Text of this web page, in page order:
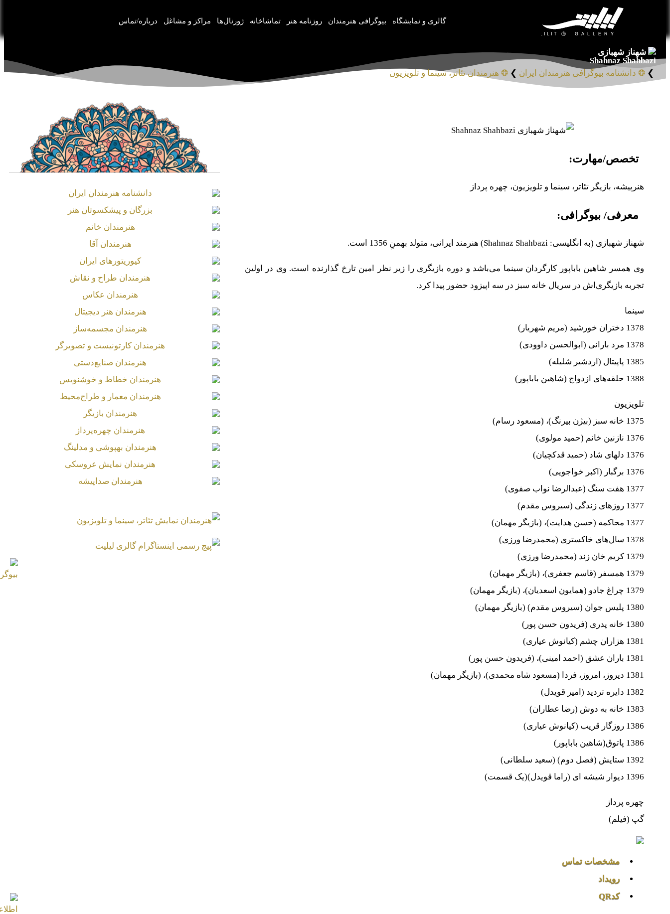
گالری و نمایشگاه بیوگرافی هنرمندان روزنامه هنر تماشاخانه ژورنال‌ها مراکز و مشاغل درباره/تماس
شهناز شهبازی
Shahnaz Shahbazi
❯ ❂ دانشنامه بیوگرافی هنرمندان ایران ❯ ❂ هنرمندان تئاتر، سینما و تلویزیون
تخصص/مهارت:
هنرپیشه، بازیگر تئاتر، سینما و تلویزیون، چهره پرداز
معرفی/ بیوگرافی:
شهناز شهبازی (به انگلیسی: Shahnaz Shahbazi) هنرمند ایرانی، متولد بهمنِ 1356 است.
وی همسر شاهین باباپور کارگردان سینما می‌باشد و دوره بازیگری را زیر نظر امین تارخ گذارنده است. وی در اولین
تجربه بازیگری‌اش در سریال خانه سبز در سه اپیزود حضور پیدا کرد.
سینما
1378 دختران خورشید (مریم شهریار)
1378 مرد بارانی (ابوالحسن داوودی)
1385 پاپیتال (اردشیر شلیله)
1388 حلقه‌های ازدواج (شاهین باباپور)
تلویزیون
1375 خانه سبز (بیژن بیرنگ)، (مسعود رسام)
1376 نازنین خانم (حمید مولوی)
1376 دلهای شاد (حمید قدکچیان)
1376 برگبار (اکبر خواجویی)
1377 هفت سنگ (عبدالرضا نواب صفوی)
1377 روزهای زندگی (سیروس مقدم)
1377 محاکمه (حسن هدایت)، (بازیگر مهمان)
1378 سال‌های خاکستری (محمدرضا ورزی)
1379 کریم خان زند (محمدرضا ورزی)
1379 همسفر (قاسم جعفری)، (بازیگر مهمان)
1379 چراغ جادو (همایون اسعدیان)، (بازیگر مهمان)
1380 پلیس جوان (سیروس مقدم) (بازیگر مهمان)
1380 خانه پدری (فریدون حسن پور)
1381 هزاران چشم (کیانوش عیاری)
1381 باران عشق (احمد امینی)، (فریدون حسن پور)
1381 دیروز، امروز، فردا (مسعود شاه محمدی)، (بازیگر مهمان)
1382 دایره تردید (امیر قویدل)
1383 خانه به دوش (رضا عطاران)
1386 روزگار قریب (کیانوش عیاری)
1386 پاتوق(شاهین باباپور)
1392 ستایش (فصل دوم) (سعید سلطانی)
1396 دیوار شیشه ای (راما قویدل)(یک قسمت)
چهره پرداز
گپ (فیلم)
مشخصات تماس
رویداد
کدQR